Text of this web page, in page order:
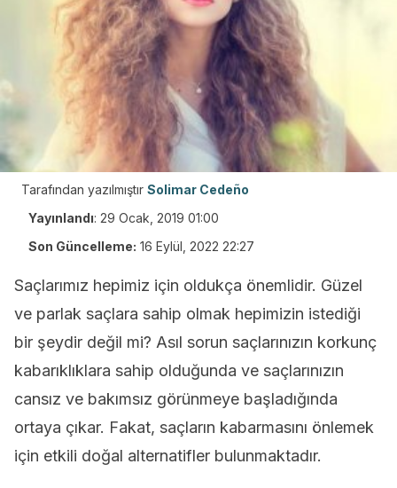
Tarafından yazılmıştır Solimar Cedeño
Yayınlandı: 29 Ocak, 2019 01:00
Son Güncelleme: 16 Eylül, 2022 22:27
Saçlarımız hepimiz için oldukça önemlidir. Güzel
ve parlak saçlara sahip olmak hepimizin istediği
bir şeydir değil mi? Asıl sorun saçlarınızın korkunç
kabarıklıklara sahip olduğunda ve saçlarınızın
cansız ve bakımsız görünmeye başladığında
ortaya çıkar. Fakat, saçların kabarmasını önlemek
için etkili doğal alternatifler bulunmaktadır.